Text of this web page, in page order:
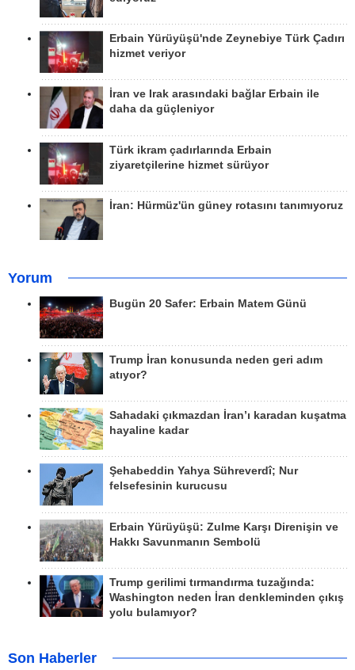
Erbain Yürüyüşü'nde Zeynebiye Türk Çadırı
hizmet veriyor
İran ve Irak arasındaki bağlar Erbain ile
daha da güçleniyor
Türk ikram çadırlarında Erbain
ziyaretçilerine hizmet sürüyor
İran: Hürmüz'ün güney rotasını tanımıyoruz
Yorum
Bugün 20 Safer: Erbain Matem Günü
Trump İran konusunda neden geri adım
atıyor?
Sahadaki çıkmazdan İran’ı karadan kuşatma
hayaline kadar
Şehabeddin Yahya Sühreverdî; Nur
felsefesinin kurucusu
Erbain Yürüyüşü: Zulme Karşı Direnişin ve
Hakkı Savunmanın Sembolü
Trump gerilimi tırmandırma tuzağında:
Washington neden İran denkleminden çıkış
yolu bulamıyor?
Son Haberler